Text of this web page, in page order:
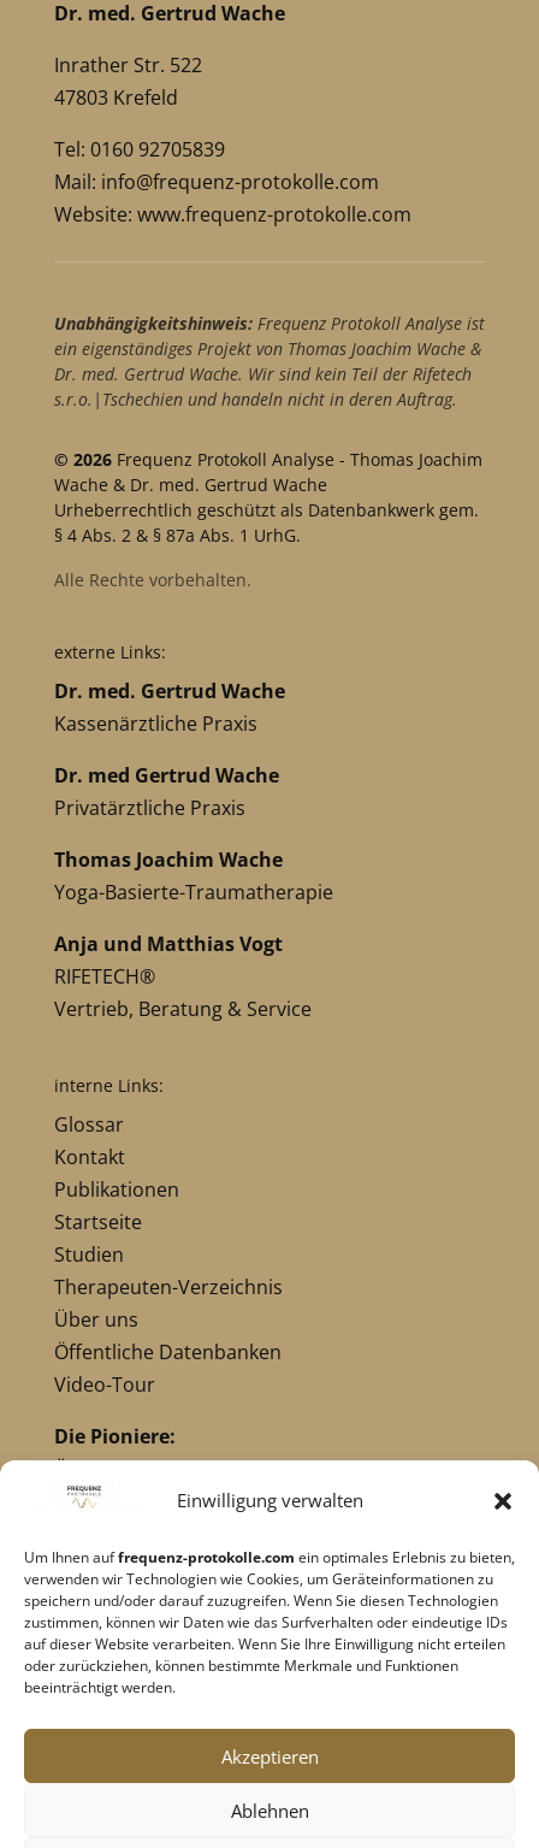
Einwilligung verwalten
Um Ihnen auffrequenz-protokolle.com ein optimales Erlebnis zu bieten,
verwenden wir Technologien wie Cookies, um Geräteinformationen zu
speichern und/oder darauf zuzugreifen. Wenn Sie diesen Technologien
zustimmen, können wir Daten wie das Surfverhalten oder eindeutige IDs
auf dieser Website verarbeiten. Wenn Sie Ihre Einwilligung nicht erteilen
oder zurückziehen, können bestimmte Merkmale und Funktionen
beeinträchtigt werden.
Akzeptieren
Ablehnen
Dr. med. Gertrud Wache
Inrather Str. 522
47803 Krefeld
Tel: 0160 92705839
Mail: info@frequenz-protokolle.com
Website: www.frequenz-protokolle.com
Unabhängigkeitshinweis:Frequenz Protokoll Analyse ist
ein eigenständiges Projekt von Thomas Joachim Wache &
Dr. med. Gertrud Wache. Wir sind kein Teil der Rifetech
s.r.o.|Tschechien und handeln nicht in deren Auftrag.
© 2026 Frequenz Protokoll Analyse - Thomas Joachim
Wache & Dr. med. Gertrud Wache
Urheberrechtlich geschützt als Datenbankwerk gem.
§ 4 Abs. 2 & § 87a Abs. 1 UrhG.
Alle Rechte vorbehalten.
externe Links:
Dr. med. Gertrud Wache
Kassenärztliche Praxis
Dr. med Gertrud Wache
Privatärztliche Praxis
Thomas Joachim Wache
Yoga-Basierte-Traumatherapie
Anja und Matthias Vogt
RIFETECH®
Vertrieb, Beratung & Service
interne Links:
Glossar
Kontakt
Publikationen
Startseite
Studien
Therapeuten-Verzeichnis
Über uns
Öffentliche Datenbanken
Video-Tour
Die Pioniere:
Übersicht Pioniere
Nikola Tesla
Dr. Hulda Clark
Robert C. Beck
Georges Lakhovsky
verwandte Pioniere
Datenschutz
Cookie-Richtlinie|AGB's